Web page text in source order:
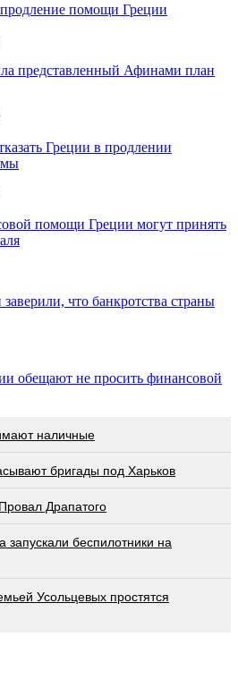
помощи Греции
представленный Афинами план
Греции в продлении
помощи Греции могут принять
что банкротства страны
обещают не просить финансовой
наличные
бригады под Харьков
Драпатого
запускали беспилотники на
Усольцевых простятся